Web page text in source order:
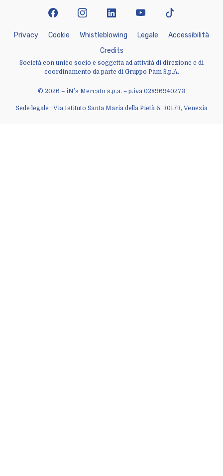
© 2026 – iN’s Mercato s.p.a. – p.iva 02896940273
Sede legale : Via Istituto Santa Maria della Pietà 6, 30173, Venezia
Privacy Cookie Whist eb owing Lega e Accessibi ità
Credits
Società con unico socio e soggetta ad attività di direzione e di
coordinamento da parte di Gruppo Pam S.p.A.
facebookinstagramlinkedin youtubetiktok